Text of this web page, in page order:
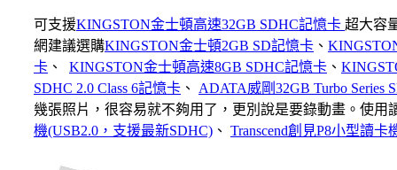
可支援KINGSTON金士頓高速32GB SDHC記憶卡 超大容
網建議選購KINGSTON金士頓2GB SD記憶卡 、
卡 、 KINGSTON金士頓高速8GB SDHC記憶卡 、
SDHC 2.0 Class 6記憶卡 、 ADATA威剛32GB Turbo Series
幾張照片，很容易就不夠用了，更別說是要錄動畫。使用
機(USB2.0，支援最新SDHC) 、 Transcend創見P8小型讀卡